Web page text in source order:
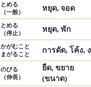
とめる
（一般）
หยุด, จอด
とめる
（停止）
หยุด, พัก
かがむこと
まがること
การดัด, โค้ง,
のびる
（伸長）
ยืด, ขยาย
(ขนาด)